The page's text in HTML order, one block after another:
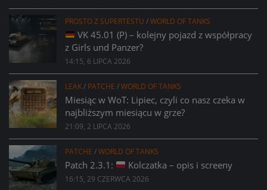
PROSTO Z SUPERTESTU /WORLD OF TANKS
VK 45.01 (P) – kolejny pojazd z współpracy
z Girls und Panzer?
14:15, 6 LIPCA 2026
LEAK/ PATCHE /WORLD OF TANKS
Miesiąc w WoT: Lipiec, czyli co nasz czeka w
najbliższym miesiącu w grze?
21:09, 2 LIPCA 2026
PATCHE /WORLD OF TANKS
Patch 2.3.1: Kolczatka – opis i screeny
16:15, 29 CZERWCA 2026